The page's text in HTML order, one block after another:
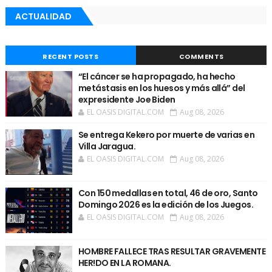
ACTUALIDAD
RECENT POSTS COMMENTS
“El cáncer se ha propagado, ha hecho
metástasis en los huesos y más allá” del
expresidente Joe Biden
EL OASIS DIGITAL.COM Aug 08, 2026
Se entrega Kekero por muerte de varias en
Villa Jaragua.
EL OASIS DIGITAL.COM Aug 08, 2026
Con 150 medallas en total, 46 de oro, Santo
Domingo 2026 es la edición de los Juegos.
EL OASIS DIGITAL.COM Aug 08, 2026
HOMBRE FALLECE TRAS RESULTAR GRAVEMENTE
HER!DO EN LA ROMANA.